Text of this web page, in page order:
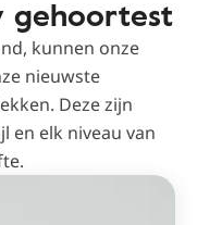
gehoortest
kunnen onze
nieuwste
Deze zijn
en elk niveau van